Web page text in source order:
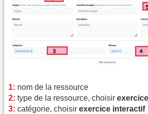
1: nom de la ressource
2: type de la ressource, choisir
3: catégorie, choisir exercice interactif